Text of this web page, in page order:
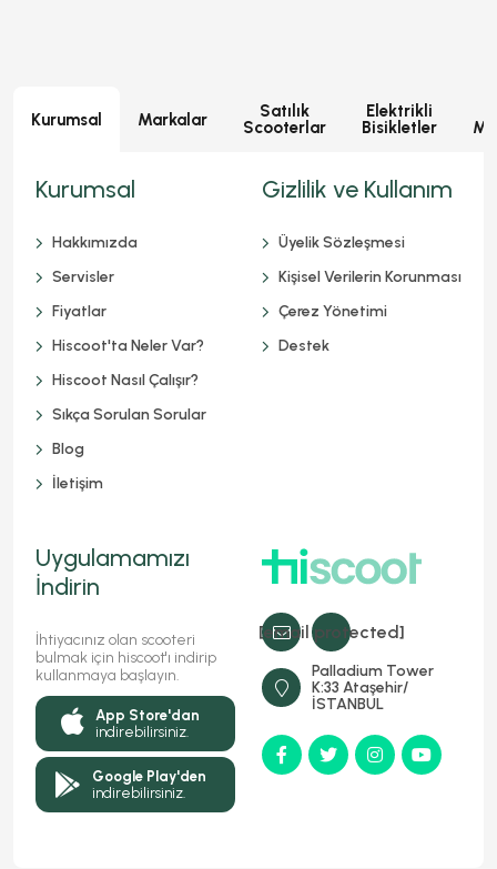
Kurumsal Markalar
Satılık
Scooterlar
Elektrikli
Bisikletler
[email protected]
Palladium Tower
K:33 Ataşehir/
İSTANBUL
Kurumsal
Hakkımızda
Servisler
Fiyatlar
Hiscoot'ta Neler Var?
Hiscoot Nasıl Çalışır?
Sıkça Sorulan Sorular
Blog
İletişim
Gizlilik ve Kullanım
Üyelik Sözleşmesi
Kişisel Verilerin Korunması
Çerez Yönetimi
Destek
Uygulamamızı
İndirin
İhtiyacınız olan scooteri
bulmak için hiscoot'ı indirip
kullanmaya başlayın.
App Store'dan
indirebilirsiniz.
Google Play'den
indirebilirsiniz.